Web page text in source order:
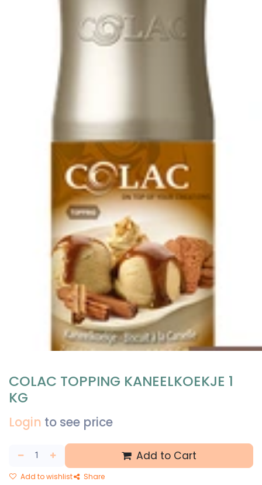
COLAC TOPPING KANEELKOEKJE 1
KG
Login to see price
Add to Cart
Add to wishlist Share